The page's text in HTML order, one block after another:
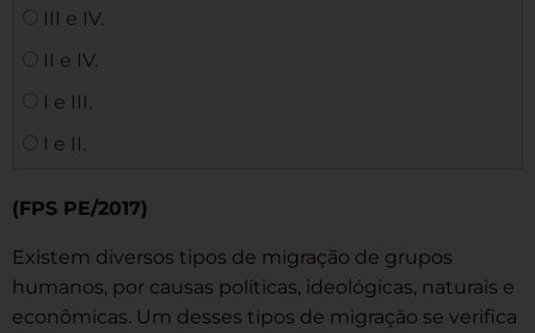
III e IV.
II e IV.
I e III.
I e II.
(FPS PE/2017)
Existem diversos tipos de migração de grupos
humanos, por causas políticas, ideológicas, naturais e
econômicas. Um desses tipos de migração se verifica